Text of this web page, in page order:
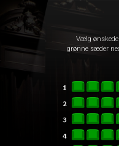
Vælg
grønne sæder